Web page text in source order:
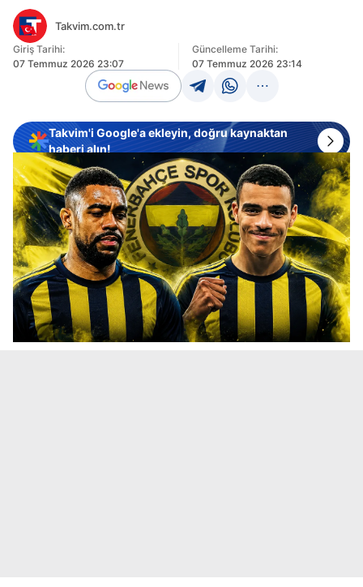
Takvim.com.tr
Giriş Tarihi:
07 Temmuz 2026 23:07
Güncelleme Tarihi:
07 Temmuz 2026 23:14
Takvim'i Google'a ekleyin, doğru kaynaktan
haberi alın!